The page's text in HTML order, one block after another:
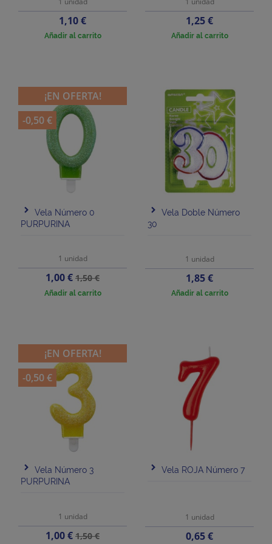
Precio
1,10 €
Añadir al carrito
Precio
1,25 €
Añadir al carrito
Vela Número 0
PURPURINA
1 unidad
Precio
1,00 €Precio
base
1,50 €
Añadir al carrito
¡EN OFERTA!
-0,50 €
Vela Doble Número
30
1 unidad
Precio
1,85 €
Añadir al carrito
Vela Número 3
PURPURINA
1 unidad
Precio
1,00 €Precio
1,50 €
¡EN OFERTA!
-0,50 €
Vela ROJA Número 7
1 unidad
Precio
0,65 €